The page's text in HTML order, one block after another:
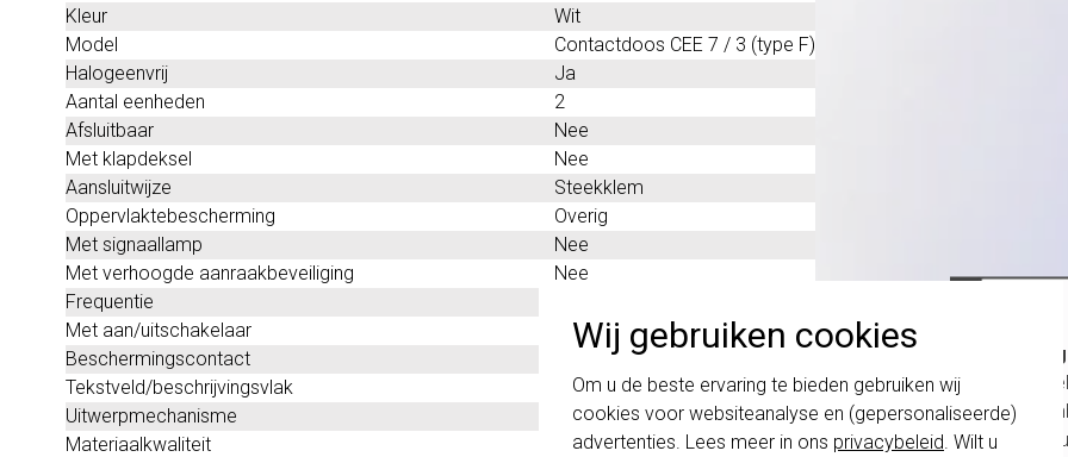
Wij gebruiken cookies
Om u de beste ervaring te bieden gebruiken wij
cookies voor websiteanalyse en (gepersonaliseerde)
advertenties. Lees meer in ons privacybeleid . Wilt u
Kleur
Wit
Model
Contactdoos CEE 7 / 3 (type F)
Halogeenvrij
Ja
Aantal eenheden
2
Afsluitbaar
Nee
Met klapdeksel
Nee
Aansluitwijze
Steekklem
Oppervlaktebescherming
Overig
Met signaallamp
Nee
Met verhoogde aanraakbeveiliging
Nee
Frequentie
Met aan/uitschakelaar
Nee
Beschermingscontact
Tekstveld/beschrijvingsvlak
Nee
Uitwerpmechanisme
Nee
Materiaalkwaliteit
Thermoplast
te
vóór